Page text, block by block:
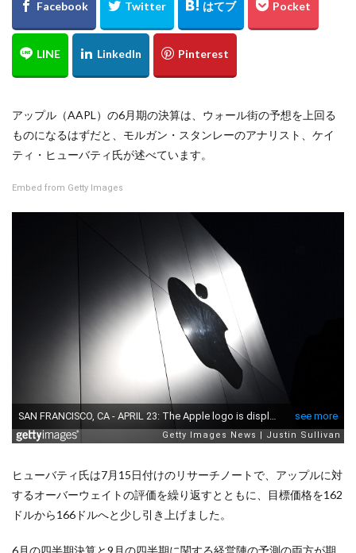
アップル（AAPL）の6月期の決算は、ウォール街の予想を上回る
ものになるはずだと、モルガン・スタンレーのアナリスト、ケイ
ティ・ヒューバティ氏が述べています。
Embed from Getty Images
ヒューバティ氏は7月15日付けのリサーチノートで、アップルに対
するオーバーウェイトの評価を繰り返すとともに、目標価格を162
ドルから166ドルへと少し引き上げました。
6月の四半期決算と9月の四半期に関する経営陣の予測の両方が期